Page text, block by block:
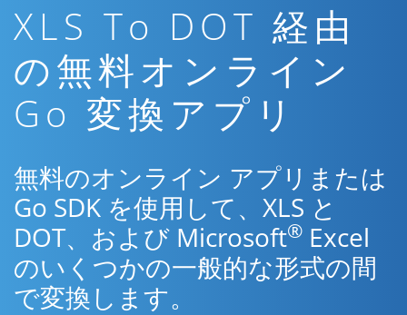
XLS To DOT 経由
の無料オンライン
Go 変換アプリ
無料のオンライン アプリまたは
Go SDK を使用して、XLS と
DOT、および Microsoft® Excel
のいくつかの一般的な形式の間
で変換します。